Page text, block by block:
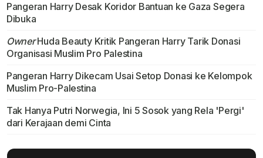
Pangeran Harry Desak Koridor Bantuan ke Gaza Segera
Dibuka
OwnerHuda Beauty Kritik Pangeran Harry Tarik Donasi
Organisasi Muslim Pro Palestina
Pangeran Harry Dikecam Usai Setop Donasi ke Kelompok
Muslim Pro-Palestina
Tak Hanya Putri Norwegia, Ini 5 Sosok yang Rela 'Pergi'
dari Kerajaan demi Cinta